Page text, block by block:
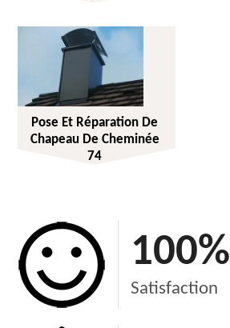
Pose Et Réparation De
Chapeau De Cheminée
74
100%
Satisfaction